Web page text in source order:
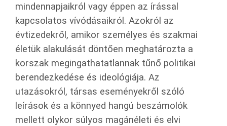
mindennapjaikról vagy éppen az írással
kapcsolatos vívódásaikról. Azokról az
évtizedekről, amikor személyes és szakmai
életük alakulását döntően meghatározta a
korszak megingathatatlannak tűnő politikai
berendezkedése és ideológiája. Az
utazásokról, társas eseményekről szóló
leírások és a könnyed hangú beszámolók
mellett olykor súlyos magánéleti és elvi